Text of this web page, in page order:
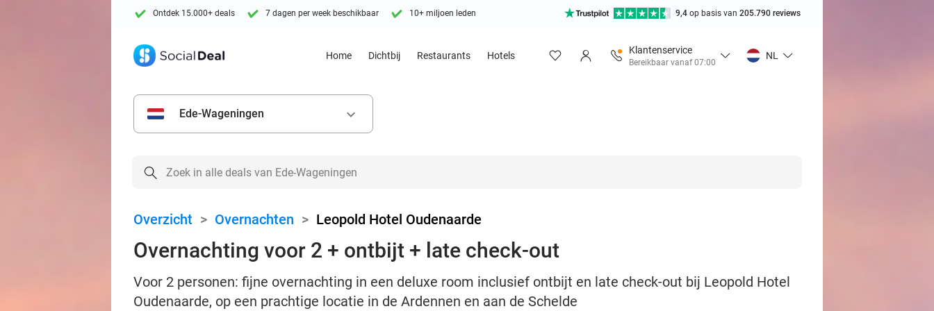
Ontdek 15.000+ deals 7 dagen per week beschikbaar 10+ miljoen leden 9,4 op basis van 205.790 reviews
Home Dichtbij Restaurants Hotels
Klantenservice
Bereikbaar vanaf 07:00
NL
Ede-Wageningen keyboard_arrow_down
Overzicht > Overnachten > Leopold Hotel Oudenaarde
Overnachting voor 2 + ontbijt + late check-out
Voor 2 personen: fijne overnachting in een deluxe room inclusief ontbijt en late check-out bij Leopold Hotel
Oudenaarde, op een prachtige locatie in de Ardennen en aan de Schelde